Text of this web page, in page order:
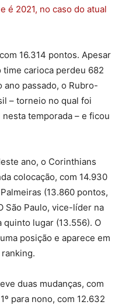
é 2021, no caso do atual
16.314 pontos. Apesar
carioca perdeu 682
ano passado, o Rubro-
– torneio no qual foi
temporada – e ficou
ano, o Corinthians
colocação, com 14.930
(13.860 pontos,
São Paulo, vice-líder na
quinto lugar (13.556). O
posição e aparece em
duas mudanças, com
para nono, com 12.632